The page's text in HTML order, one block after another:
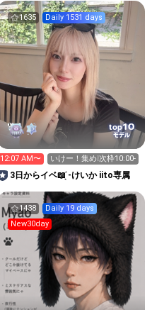
AD
1635 Daily 1531 days
top10
モデル
12:07 AM〜 いけー！集め❕次枠10:00-
3日からイベ📖 ̖́-けいか iito専属
1438
Daily 19 days
New30day